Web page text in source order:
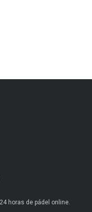
horas de pádel online.